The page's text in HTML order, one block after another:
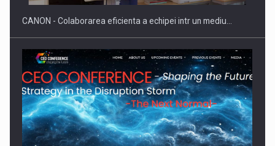
CANON - Colaborarea eficienta a echipei intr un mediu…